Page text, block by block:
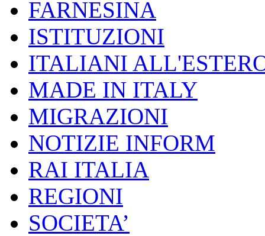
FARNESINA
ISTITUZIONI
ITALIANI
MADE IN ITALY
MIGRAZIONI
NOTIZIE INFORM
RAI ITALIA
REGIONI
SOCIETA’